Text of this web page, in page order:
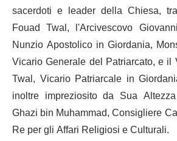
sacerdoti e leader della Chiesa,
Fouad Twal, l'Arcivescovo
Nunzio Apostolico in Giordania,
Vicario Generale del Patriarcato, e il
Twal, Vicario Patriarcale in
inoltre impreziosito da Sua
Ghazi bin Muhammad, Consigliere
Re per gli Affari Religiosi e Culturali.